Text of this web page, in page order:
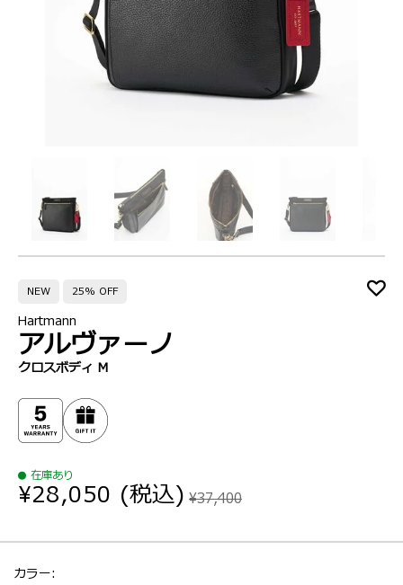
NEW 25% OFF
Hartmann
アルヴァーノ
クロスボディ M
在庫あり
¥37,400
¥28,050 (税込)
選択：
カラー: